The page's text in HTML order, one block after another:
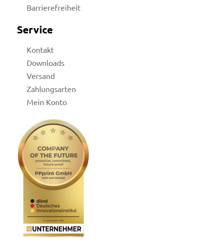
Barrierefreiheit
Service
Kontakt
Downloads
Versand
Zahlungsarten
Mein Konto